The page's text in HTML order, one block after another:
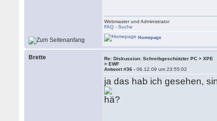
Webmaster und Administrator
FAQ -Suche
Homepage
Brette
Re: Diskussion: Schreibgeschützter PC > XPE
> EWF
Antwort #36 -06.12.09 um 23:55:02
ja das hab ich gesehen,